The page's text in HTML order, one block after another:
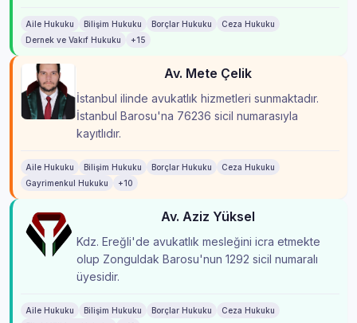
Aile Hukuku Bilişim Hukuku Borçlar Hukuku
Ceza Hukuku
Dernek ve Vakıf Hukuku
+15
Av. Mete Çelik
İstanbul ilinde avukatlık hizmetleri sunmaktadır.
İstanbul Barosu'na 76236 sicil numarasıyla
kayıtlıdır.
Aile Hukuku Bilişim Hukuku Borçlar Hukuku
Ceza Hukuku
Gayrimenkul Hukuku
+10
Av. Aziz Yüksel
Kdz. Ereğli'de avukatlık mesleğini icra etmekte
olup Zonguldak Barosu'nun 1292 sicil numaralı
üyesidir.
Aile Hukuku Bilişim Hukuku Borçlar Hukuku
Ceza Hukuku